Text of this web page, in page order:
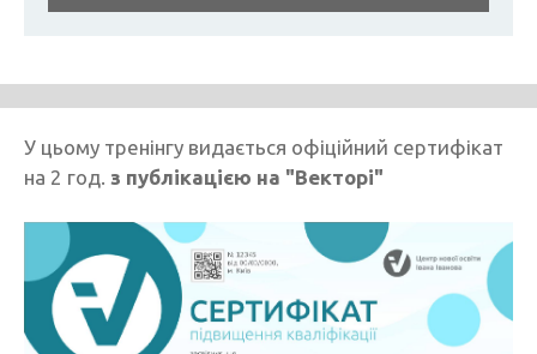
У цьому тренінгу видається офіційний сертифікат
на 2 год. з публікацією на "Векторі"